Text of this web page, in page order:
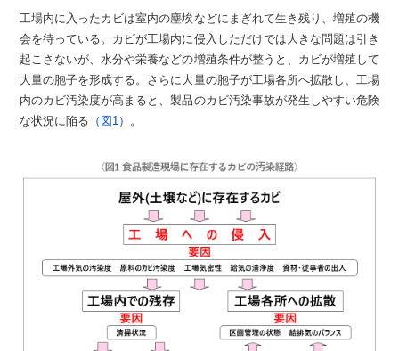
工場内に入ったカビは室内の塵埃などにまぎれて生き残り、増殖の機
会を待っている。カビが工場内に侵入しただけでは大きな問題は引き
起こさないが、水分や栄養などの増殖条件が整うと、カビが増殖して
大量の胞子を形成する。さらに大量の胞子が工場各所へ拡散し、工場
内のカビ汚染度が高まると、製品のカビ汚染事故が発生しやすい危険
な状況に陥る （図1） 。